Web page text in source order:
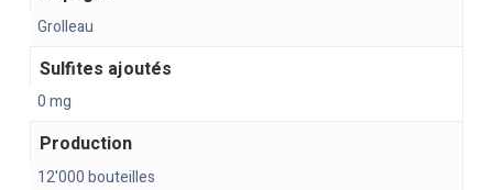
Grolleau
Sulfites ajoutés
0 mg
Production
12'000 bouteilles